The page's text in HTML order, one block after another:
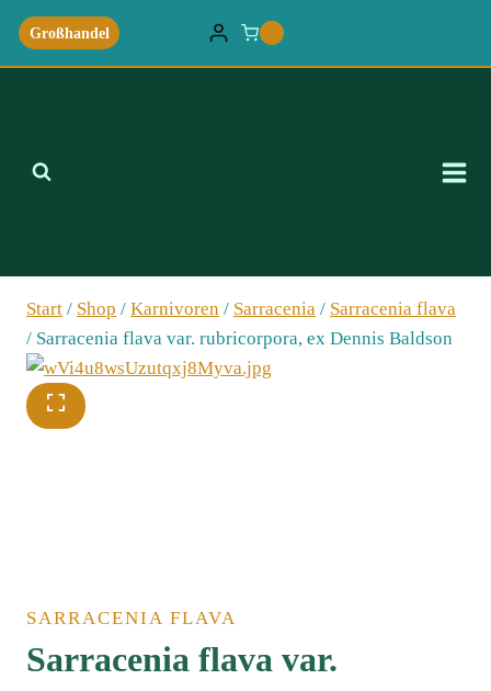
Zum
Inhalt
springen
Großhandel
Start / Shop / Karnivoren / Sarracenia / Sarracenia flava
/ Sarracenia flava var. rubricorpora, ex Dennis Baldson
SARRACENIA FLAVA
Sarracenia flava var.